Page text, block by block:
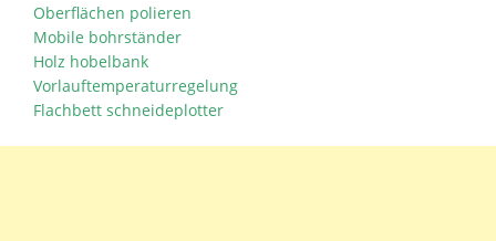
Oberflächen polieren
Mobile bohrständer
Holz hobelbank
Vorlauftemperaturregelung
Flachbett schneideplotter